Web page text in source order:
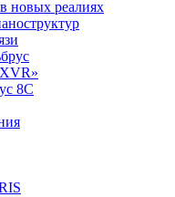
новых реалиях
8С